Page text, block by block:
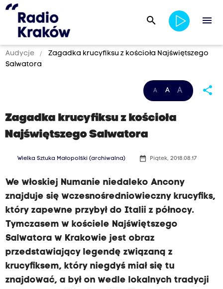
search menu
Audycje
Zagadka krucyfiksu z kościoła Najświętszego
Salwatora
A A A share
Zagadka krucyfiksu z kościoła
Najświętszego Salwatora
Wielka Sztuka Małopolski (archiwalna) date_range Piątek, 2018.08.17
We włoskiej Numanie niedaleko Ancony
znajduje się wczesnośredniowieczny krucyfiks,
który zapewne przybył do Italii z północy.
Tymczasem w kościele Najświętszego
Salwatora w Krakowie jest obraz
przedstawiający legendę związaną z
krucyfiksem, który niegdyś miał się tu
znajdować, a był on wedle lokalnych tradycji